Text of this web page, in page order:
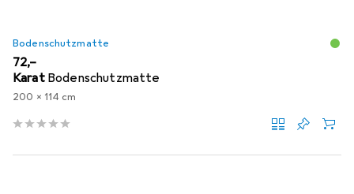
Bodenschutzmatte
EUR
72,–
Karat Bodenschutzmatte
200 x 114 cm